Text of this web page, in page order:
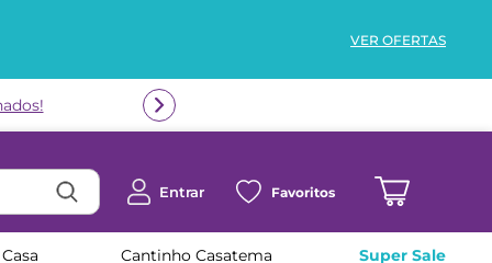
VER OFERTAS
Entrar Favoritos
Cantinho Casatema Super Sale